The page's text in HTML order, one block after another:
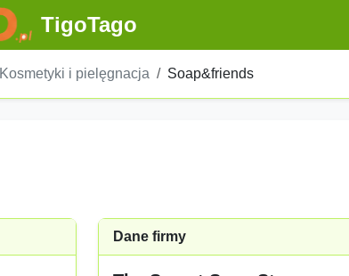
TigoTago
Kosmetyki i pielęgnacja Soap&friends
Dane firmy